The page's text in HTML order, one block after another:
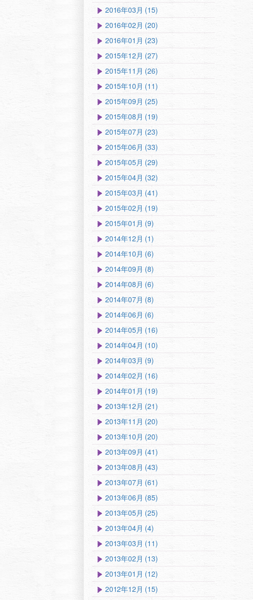
2016年03月 (15)
2016年02月 (20)
2016年01月 (23)
2015年12月 (27)
2015年11月 (26)
2015年10月 (11)
2015年09月 (25)
2015年08月 (19)
2015年07月 (23)
2015年06月 (33)
2015年05月 (29)
2015年04月 (32)
2015年03月 (41)
2015年02月 (19)
2015年01月 (9)
2014年12月 (1)
2014年10月 (6)
2014年09月 (8)
2014年08月 (6)
2014年07月 (8)
2014年06月 (6)
2014年05月 (16)
2014年04月 (10)
2014年03月 (9)
2014年02月 (16)
2014年01月 (19)
2013年12月 (21)
2013年11月 (20)
2013年10月 (20)
2013年09月 (41)
2013年08月 (43)
2013年07月 (61)
2013年06月 (85)
2013年05月 (25)
2013年04月 (4)
2013年03月 (11)
2013年02月 (13)
2013年01月 (12)
2012年12月 (15)